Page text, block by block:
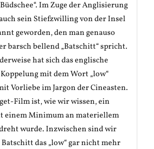
Im Zuge der Anglisierung
sein Stiefzwilling von der Insel
geworden, den man genauso
barsch bellend „Batschitt“ spricht.
hat sich das englische
mit dem Wort „low“
Vorliebe im Jargon der Cineasten.
Film ist, wie wir wissen, ein
einem Minimum an materiellem
wurde. Inzwischen sind wir
Batschitt das „low“ gar nicht mehr